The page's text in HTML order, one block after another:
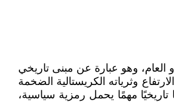
وهو عبارة عن مبنى تاريخي
العشرين، حيث افتتح في العام 1912، ويتميّز بأسقفه الشاهقة الارتفاع وثرياته الكريستالية الضخمة
تاريخيًا مهمًا يحمل رمزية سياسية،